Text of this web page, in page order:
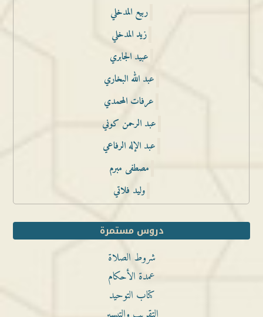
ربيع المدخلي
زيد المدخلي
عبيد الجابري
عبد الله البخاري
عرفات المحمدي
عبد الرحمن كوني
عبد الإله الرفاعي
مصطفى مبرم
وليد فلاتي
دروس مستمرة
شروط الصلاة
عمدة الأحكام
كتاب التوحيد